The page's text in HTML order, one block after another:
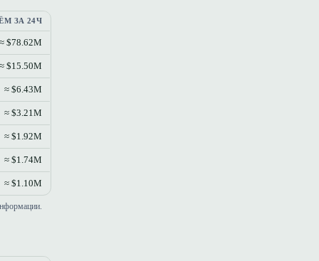
ЗА 24Ч
≈ $78.62M
≈ $15.50M
≈ $6.43M
≈ $3.21M
≈ $1.92M
≈ $1.74M
≈ $1.10M